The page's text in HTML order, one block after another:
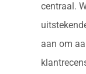
centraal.
aan om